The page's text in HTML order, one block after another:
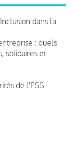
dans la
: quels
solidaires et
de l'ESS